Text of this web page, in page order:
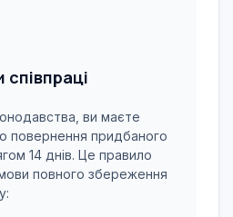
ви маєте
повернення придбаного
14 днів. Це правило
повного збереження